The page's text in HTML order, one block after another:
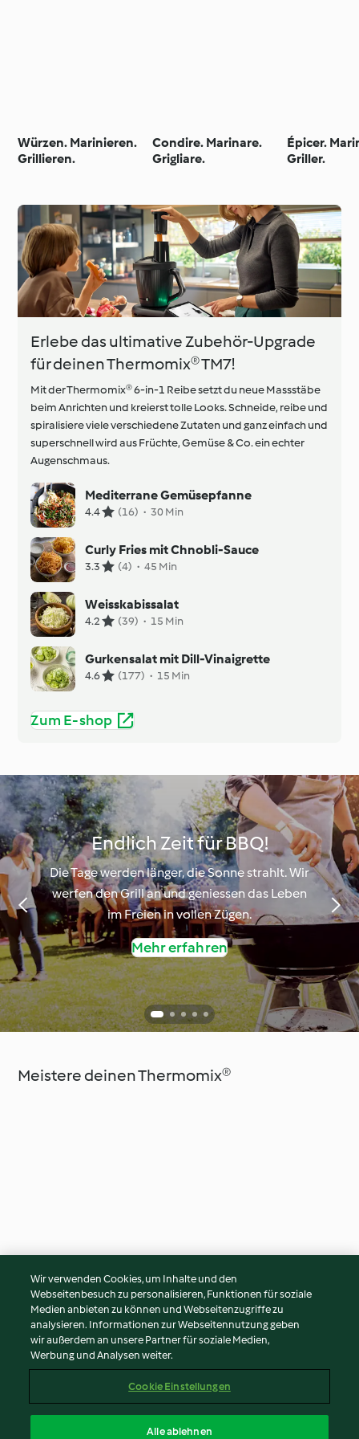
Würzen. Marinieren.
Grillieren.
Condire. Marinare.
Grigliare.
Épicer.
Griller.
Erlebe das ultimative Zubehör-Upgrade
für deinen Thermomix® TM7!
Mit der Thermomix® 6-in-1 Reibe setzt du neue Massstäbe
beim Anrichten und kreierst tolle Looks. Schneide, reibe und
spiralisiere viele verschiedene Zutaten und ganz einfach und
superschnell wird aus Früchte, Gemüse & Co. ein echter
Augenschmaus.
Mediterrane Gemüsepfanne
4.4 (16) · 30 Min
Curly Fries mit Chnobli-Sauce
3.3 (4) · 45 Min
Weisskabissalat
4.2 (39) · 15 Min
Gurkensalat mit Dill-Vinaigrette
4.6 (177) · 15 Min
Zum E-shop
Endlich Zeit für BBQ!
Die Tage werden länger, die Sonne strahlt. Wir
werfen den Grill an und geniessen das Leben
im Freien in vollen Zügen.
Mehr erfahren
Meistere deinen Thermomix®
© Copyright 2026
Nutzungsbedingungen
Datenschutzrichtlinien
Wir verwenden Cookies, um Inhalte und den
Webseitenbesuch zu personalisieren, Funktionen für soziale
Medien anbieten zu können und Webseitenzugriffe zu
analysieren. Informationen zur Webseitennutzung geben
wir außerdem an unsere Partner für soziale Medien,
Werbung und Analysen weiter.
Cookie Einstellungen
Alle ablehnen